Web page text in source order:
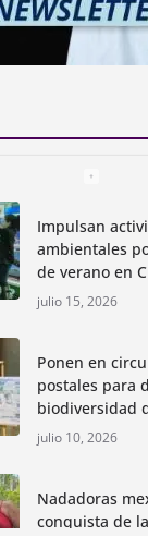
Impulsan
ambientales
de verano en
julio 15, 2026
Ponen en
postales para
biodiversidad
julio 10, 2026
Nadadoras
conquista de